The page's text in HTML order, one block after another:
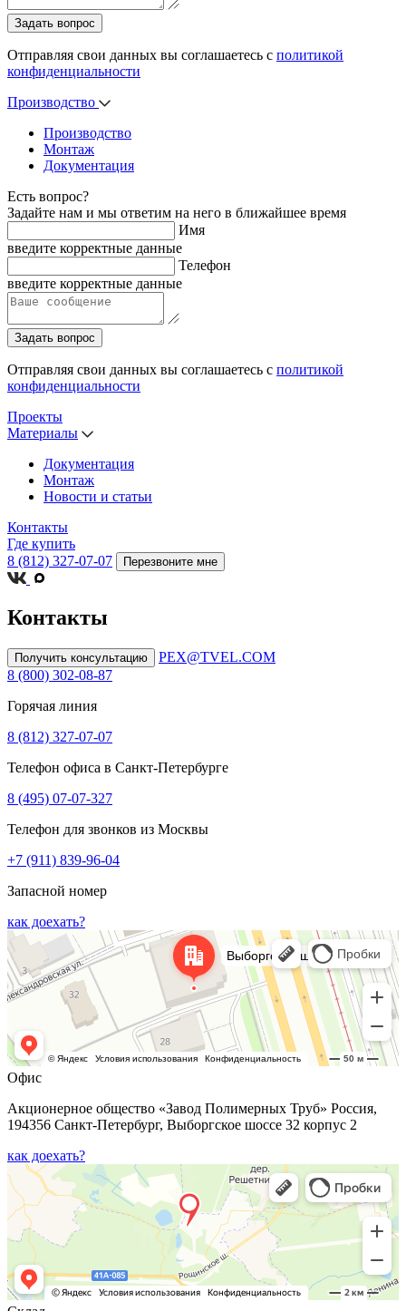
Задать вопрос
Отправляя свои данных вы соглашаетесь с политикой
конфиденциальности
Производство
Производство
Монтаж
Документация
Есть вопрос?
Задайте нам и мы ответим на него в ближайшее время
Имя
введите корректные данные
Телефон
введите корректные данные
Задать вопрос
Отправляя свои данных вы соглашаетесь с политикой
конфиденциальности
Проекты
Материалы
Документация
Монтаж
Новости и статьи
Контакты
Где купить
8 (812) 327-07-07
Перезвоните мне
Контакты
Получить консультацию
PEX@TVEL.COM
8 (800) 302-08-87
Горячая линия
8 (812) 327-07-07
Телефон офиса в Санкт-Петербурге
8 (495) 07-07-327
Телефон для звонков из Москвы
+7 (911) 839-96-04
Запасной номер
как доехать?
Офис
Акционерное общество «Завод Полимерных Труб» Россия,
194356 Санкт-Петербург, Выборгское шоссе 32 корпус 2
как доехать?